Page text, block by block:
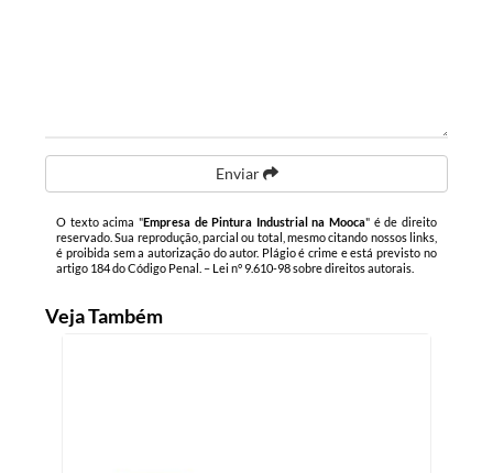
Enviar
O texto acima "Empresa de Pintura Industrial na Mooca" é de direito
reservado. Sua reprodução, parcial ou total, mesmo citando nossos links,
é proibida sem a autorização do autor. Plágio é crime e está previsto no
artigo 184 do Código Penal. – Lei n° 9.610-98 sobre direitos autorais
Veja Também